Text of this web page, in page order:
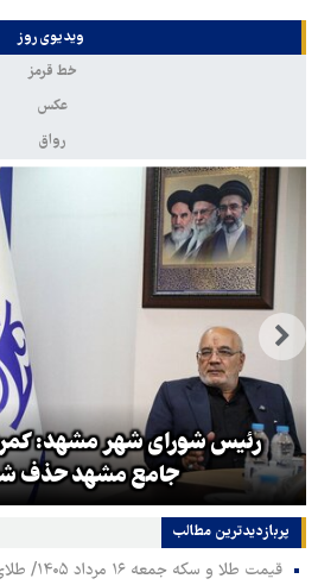
ویدیوی روز
خط قرمز
عکس
رواق
رئیس شورای شهر مشهد:
جامع مشهد حذف
پربازدیدترین‌ مطالب
قیمت طلا و سکه جمعه ۱۶ مرداد ۱۴۰۵/ طلای ۱۸ عیار امروز چند؟